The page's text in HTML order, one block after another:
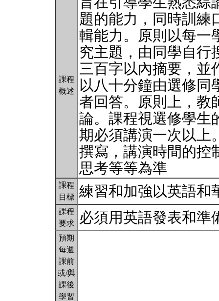
課程
概述
題的能力，同時訓練
輯能力。原則以每一
究主題，由同學自行
三百字以內摘要，並
以八十分鐘由選修同
者回答。原則上，教
論。課程視選修學生
期必須講演一次以上
撰寫，講演時間的控
思考等等為準
課程
目標 練習和加強以英語和
課程
要求
必須用英語發表和
預期
每週
課前
或/與
課後
學習